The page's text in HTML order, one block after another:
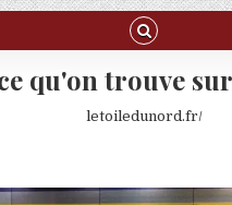
qu'on trouve
letoiledunord.fr/